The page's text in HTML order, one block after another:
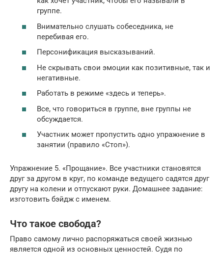
группе.
Внимательно слушать собеседника, не
перебивая его.
Персонификация высказываний.
Не скрывать свои эмоции как позитивные, так и
негативные.
Работать в режиме «здесь и теперь».
Все, что говориться в группе, вне группы не
обсуждается.
Участник может пропустить одно упражнение в
занятии (правило «Стоп»).
Упражнение 5. «Прощание». Все участники становятся
друг за другом в круг, по команде ведущего садятся друг
другу на колени и отпускают руки. Домашнее задание:
изготовить бэйдж с именем.
Что такое свобода?
Право самому лично распоряжаться своей жизнью
является одной из основных ценностей. Судя по